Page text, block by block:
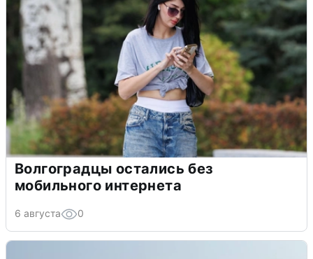
Волгоградцы остались без
мобильного интернета
6 августа 0